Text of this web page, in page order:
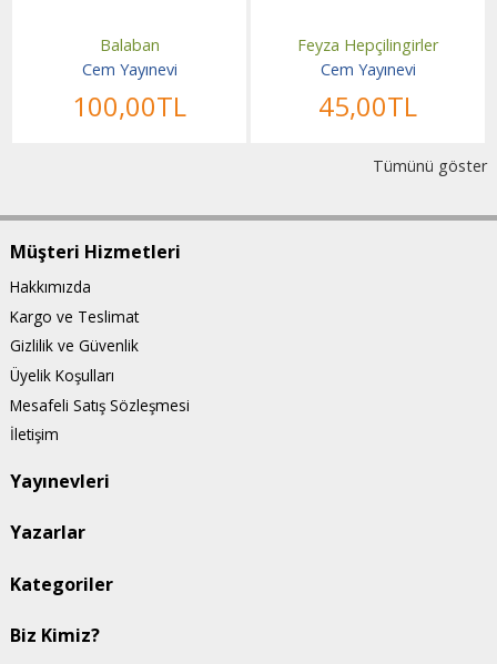
Balaban
Cem Yayınevi
100,00TL
Feyza Hepçilingirler
Cem Yayınevi
45,00TL
Tümünü göster
Müşteri Hizmetleri
Hakkımızda
Kargo ve Teslimat
Gizlilik ve Güvenlik
Üyelik Koşulları
Mesafeli Satış Sözleşmesi
İletişim
Yayınevleri
Yazarlar
Kategoriler
Biz Kimiz?